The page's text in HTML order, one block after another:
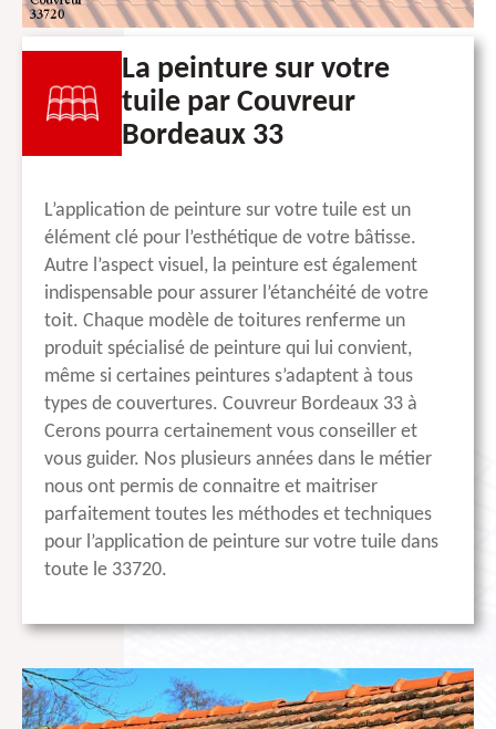
La peinture sur votre
tuile par Couvreur
Bordeaux 33
L’application de peinture sur votre tuile est un
élément clé pour l’esthétique de votre bâtisse.
Autre l’aspect visuel, la peinture est également
indispensable pour assurer l’étanchéité de votre
toit. Chaque modèle de toitures renferme un
produit spécialisé de peinture qui lui convient,
même si certaines peintures s’adaptent à tous
types de couvertures. Couvreur Bordeaux 33 à
Cerons pourra certainement vous conseiller et
vous guider. Nos plusieurs années dans le métier
nous ont permis de connaitre et maitriser
parfaitement toutes les méthodes et techniques
pour l’application de peinture sur votre tuile dans
toute le 33720.